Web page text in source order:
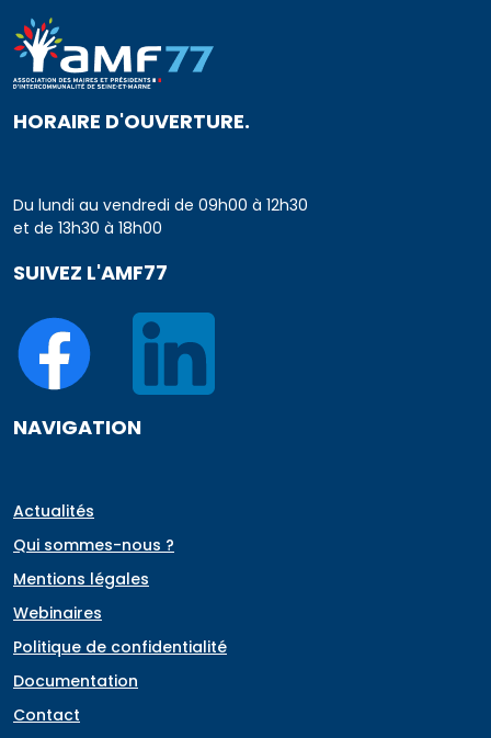
HORAIRE D'OUVERTURE.
Du lundi au vendredi de 09h00 à 12h30
et de 13h30 à 18h00
SUIVEZ L'AMF77
NAVIGATION
Actualités
Qui sommes-nous ?
Mentions légales
Webinaires
Politique de confidentialité
Documentation
Contact